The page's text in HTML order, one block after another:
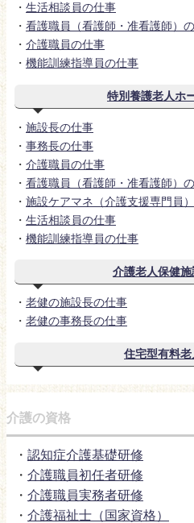
・ 生活相談員の仕事
・ 看護職員（看護師・准看護師）
・ 介護職員の仕事
・ 機能訓練指導員の仕事
特別養護老人ホ
・ 施設長の仕事
・ 事務長の仕事
・ 介護職員の仕事
・ 看護職員（看護師・准看護師）
・ 施設ケアマネ（介護支援専門員
・ 生活相談員の仕事
・ 機能訓練指導員の仕事
介護老人保健施
・ 老健の施設長の仕事
・ 老健の事務長の仕事
住宅型有料老
介護の資格
・ 認知症介護基礎研修
・ 介護職員初任者研修
・ 介護職員実務者研修
・ 介護福祉士（国家資格）